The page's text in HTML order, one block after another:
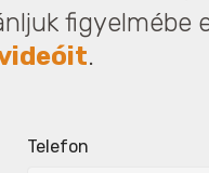
figyelmébe
.
Telefon